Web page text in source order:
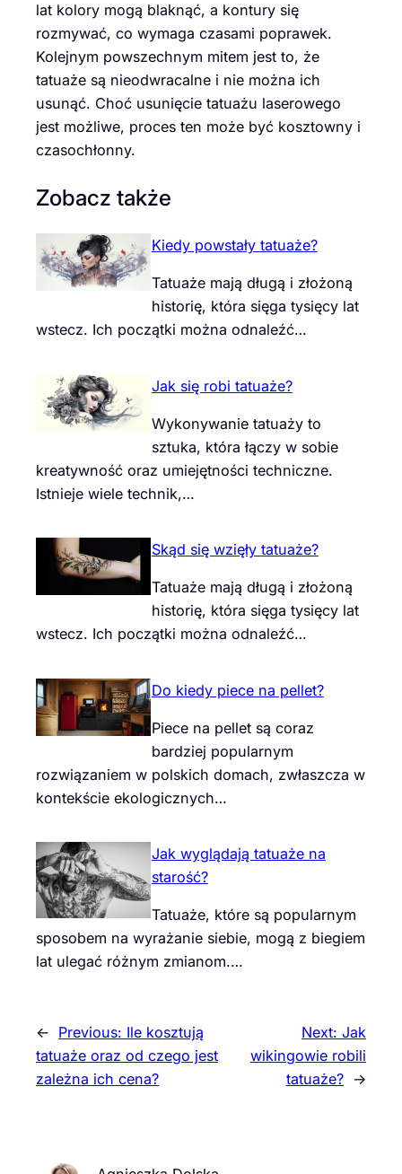
lat kolory mogą blaknąć, a kontury się
rozmywać, co wymaga czasami poprawek.
Kolejnym powszechnym mitem jest to, że
tatuaże są nieodwracalne i nie można ich
usunąć. Choć usunięcie tatuażu laserowego
jest możliwe, proces ten może być kosztowny i
czasochłonny.
Zobacz także
Kiedy powstały tatuaże?
Tatuaże mają długą i złożoną
historię, która sięga tysięcy lat
wstecz. Ich początki można odnaleźć…
Jak się robi tatuaże?
Wykonywanie tatuaży to
sztuka, która łączy w sobie
kreatywność oraz umiejętności techniczne.
Istnieje wiele technik,…
Skąd się wzięły tatuaże?
Tatuaże mają długą i złożoną
historię, która sięga tysięcy lat
wstecz. Ich początki można odnaleźć…
Do kiedy piece na pellet?
Piece na pellet są coraz
bardziej popularnym
rozwiązaniem w polskich domach, zwłaszcza w
kontekście ekologicznych…
Jak wyglądają tatuaże na
starość?
Tatuaże, które są popularnym
sposobem na wyrażanie siebie, mogą z biegiem
lat ulegać różnym zmianom.…
← Previous: Ile kosztują
tatuaże oraz od czego jest
zależna ich cena?
Next: Jak
wikingowie robili
tatuaże? →